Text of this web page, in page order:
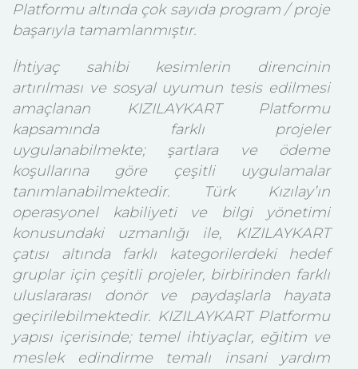
Platformu altında çok sayıda program / proje
başarıyla tamamlanmıştır.
İhtiyaç sahibi kesimlerin direncinin
artırılması ve sosyal uyumun tesis edilmesi
amaçlanan KIZILAYKART Platformu
kapsamında farklı projeler
uygulanabilmekte; şartlara ve ödeme
koşullarına göre çeşitli uygulamalar
tanımlanabilmektedir. Türk Kızılay’ın
operasyonel kabiliyeti ve bilgi yönetimi
konusundaki uzmanlığı ile, KIZILAYKART
çatısı altında farklı kategorilerdeki hedef
gruplar için çeşitli projeler, birbirinden farklı
uluslararası donör ve paydaşlarla hayata
geçirilebilmektedir. KIZILAYKART Platformu
yapısı içerisinde; temel ihtiyaçlar, eğitim ve
meslek edindirme temalı insani yardım